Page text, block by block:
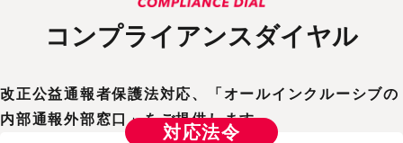
コンプライアンスダイヤル
改正公益通報者保護法対応、
「オールインクルーシブの
内部通報外部窓口」をご提供します。
対応法令